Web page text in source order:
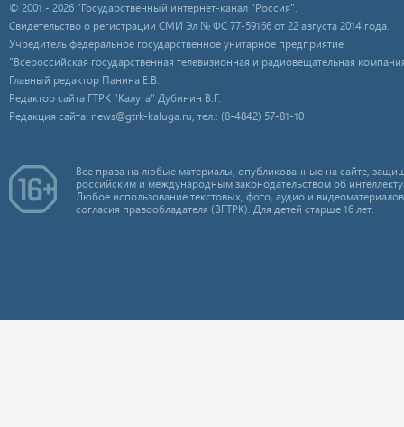
© 2001 - 2026 "Государственный интернет-канал "Россия".
Свидетельство о регистрации СМИ Эл № ФС 77-59166 от 22 августа 2014 года.
Учредитель федеральное государственное унитарное предприятие
"Всероссийская государственная телевизионная и радиовещательная
Главный редактор Панина Е.В.
Редактор сайта ГТРК "Калуга" Дубинин В.Г.
Редакция сайта: news@gtrk-kaluga.ru, тел.: (8-4842) 57-81-10
Все права на любые материалы, опубликованные на сайте,
российским и международным законодательством об
Любое использование текстовых, фото, аудио и
согласия правообладателя (ВГТРК). Для детей старше 16 лет.